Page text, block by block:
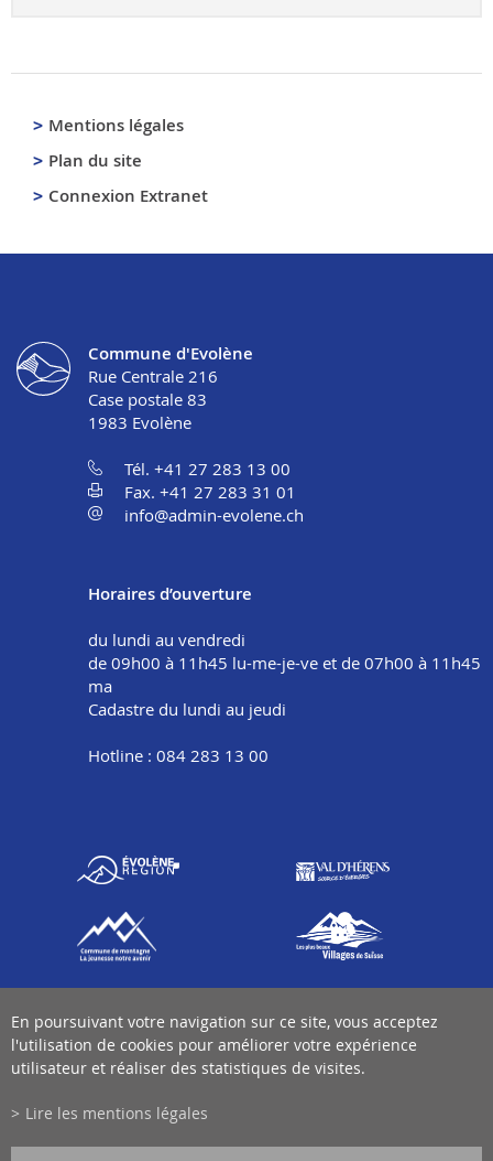
Mentions légales
Plan du site
Connexion Extranet
Commune d'Evolène
Rue Centrale 216
Case postale 83
1983 Evolène
Tél. +41 27 283 13 00
Fax. +41 27 283 31 01
info@admin-evolene.ch
Horaires d’ouverture
du lundi au vendredi
de 09h00 à 11h45 lu-me-je-ve et de 07h00 à 11h45
ma
Cadastre du lundi au jeudi
Hotline : 084 283 13 00
En poursuivant votre navigation sur ce site, vous acceptez
l'utilisation de cookies pour améliorer votre expérience
utilisateur et réaliser des statistiques de visites.
Lire les mentions légales